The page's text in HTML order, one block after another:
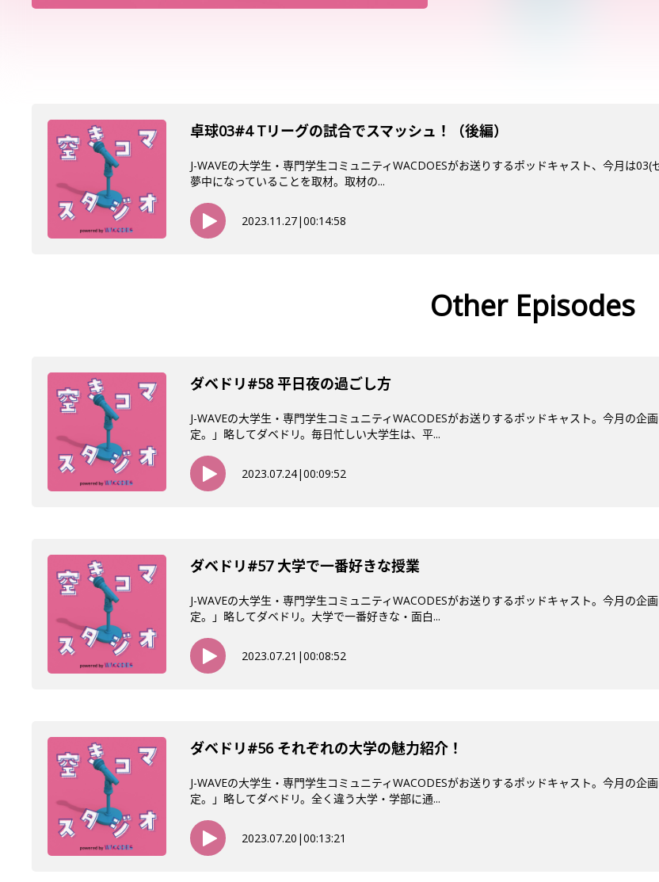
卓球03#4 Tリーグの試合でスマッシュ！（後編）
J-WAVEの大学生・専門学生コミュニティWACDOESがお送りするポッドキャスト、今月は
夢中になっていることを取材。取材の...
2023.11.27|00:14:58
Other Episodes
ダベドリ#58 平日夜の過ごし方
J-WAVEの大学生・専門学生コミュニティWACODESがお送りするポッドキャスト。今月の
定。」略してダベドリ。毎日忙しい大学生は、平...
2023.07.24|00:09:52
ダベドリ#57 大学で一番好きな授業
J-WAVEの大学生・専門学生コミュニティWACODESがお送りするポッドキャスト。今月の
定。」略してダベドリ。大学で一番好きな・面白...
2023.07.21 |00:08:52
ダベドリ#56 それぞれの大学の魅力紹介！
J-WAVEの大学生・専門学生コミュニティWACODESがお送りするポッドキャスト。今月の
定。」略してダベドリ。全く違う大学・学部に通...
2023.07.20 |00:13:21